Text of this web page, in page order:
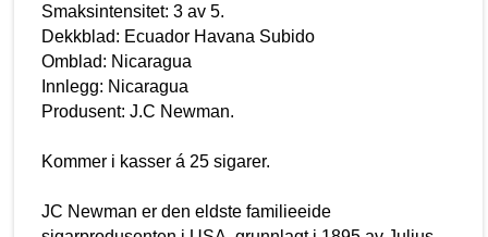
Smaksintensitet: 3 av 5.
Dekkblad: Ecuador Havana Subido
Omblad: Nicaragua
Innlegg: Nicaragua
Produsent: J.C Newman.
Kommer i kasser á 25 sigarer.
JC Newman er den eldste familieeide